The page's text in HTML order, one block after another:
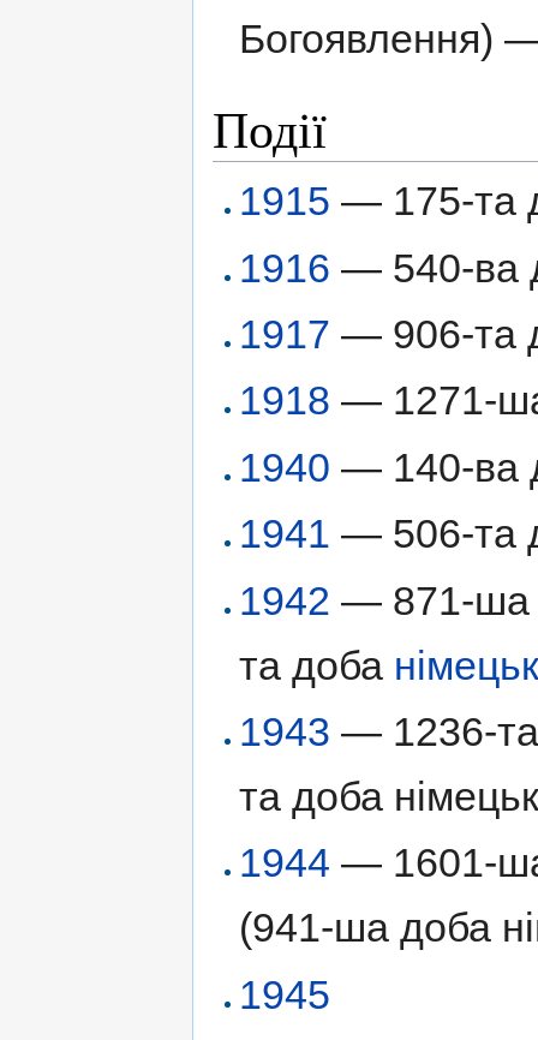
Богоявлення)
Події
1915 — 175-та
1916 — 540-ва
1917 — 906-та
1918 — 1271-ша
1940 — 140-ва
1941 — 506-та
1942 — 871-ша
та доба
1943 — 1236-та
та доба
1944 — 1601-ша
(941-ша доба
1945